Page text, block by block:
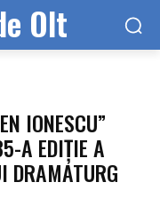
Olt
IONESCU”
A EDIȚIE A
DRAMATURG